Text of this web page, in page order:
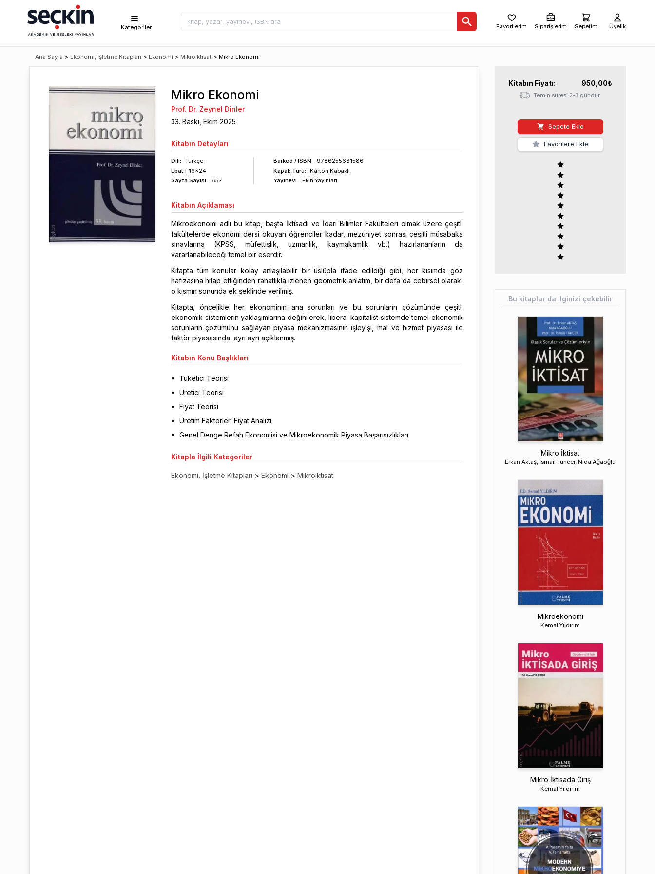
Kategoriler Favorilerim Siparişlerim Sepetim Üyelik
Ana Sayfa > Ekonomi, İşletme Kitapları > Ekonomi > Mikroiktisat > Mikro Ekonomi
Mikro Ekonomi
Prof. Dr. Zeynel Dinler
33. Baskı, Ekim 2025
Kitabın Detayları
Dili:
Türkçe
Ebat:
16x24
Sayfa Sayısı: 657
Barkod / ISBN:
9786255661586
Kapak Türü:
Karton Kapaklı
Yayınevi:
Ekin Yayınları
Kitabın Açıklaması
Mikroekonomi adlı bu kitap, başta İktisadi ve İdari Bilimler Fakülteleri olmak üzere çeşitli
fakültelerde ekonomi dersi okuyan öğrenciler kadar, mezuniyet sonrası çeşitli müsabaka
sınavlarına (KPSS, müfettişlik, uzmanlık, kaymakamlık vb.) hazırlananların da
yararlanabileceği temel bir eserdir.
Kitapta tüm konular kolay anlaşılabilir bir üslûpla ifade edildiği gibi, her kısımda göz
hafızasına hitap ettiğinden rahatlıkla izlenen geometrik anlatım, bir defa da cebirsel olarak,
o kısmın sonunda ek şeklinde verilmiş.
Kitapta, öncelikle her ekonominin ana sorunları ve bu sorunların çözümünde çeşitli
ekonomik sistemlerin yaklaşımlarına değinilerek, liberal kapitalist sistemde temel ekonomik
sorunların çözümünü sağlayan piyasa mekanizmasının işleyişi, mal ve hizmet piyasası ile
faktör piyasasında, ayrı ayrı açıklanmış.
Kitabın Konu Başlıkları
Tüketici Teorisi
Üretici Teorisi
Fiyat Teorisi
Üretim Faktörleri Fiyat Analizi
Genel Denge Refah Ekonomisi ve Mikroekonomik Piyasa Başarısızlıkları
Kitapla İlgili Kategoriler
Ekonomi, İşletme Kitapları > Ekonomi > Mikroiktisat
Kitabın Fiyatı: 950,00₺
Temin süresi 2-3 gündür.
Sepete Ekle
Favorilere Ekle
Bu kitaplar da ilginizi çekebilir
Mikro İktisat
Erkan Aktaş, İsmail Tuncer, Nida Ağaoğlu
Mikroekonomi
Kemal Yıldırım
Mikro İktisada Giriş
Kemal Yıldırım